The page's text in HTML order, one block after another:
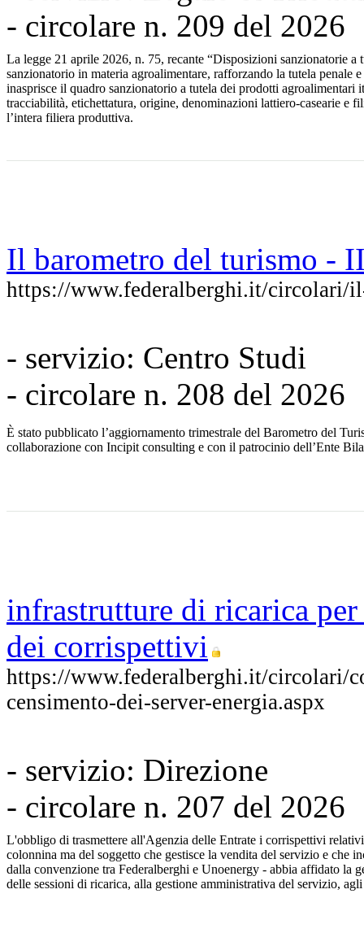
- circolare n. 209 del 2026
La legge 21 aprile 2026, n. 75, recante “Disposizioni sanzionatorie
sanzionatorio in materia agroalimentare, rafforzando la tutela
inasprisce il quadro sanzionatorio a tutela dei prodotti
tracciabilità, etichettatura, origine, denominazioni lattiero-casearie e
l’intera filiera produttiva.
Il barometro del turismo -
https://www.federalberghi.it/circolari/
- servizio: Centro Studi
- circolare n. 208 del 2026
È stato pubblicato l’aggiornamento trimestrale del Barometro del
collaborazione con Incipit consulting e con il patrocinio dell’Ente
infrastrutture di ricarica
dei corrispettivi
https://www.federalberghi.it/circolari/
censimento-dei-server-energia.aspx
- servizio: Direzione
- circolare n. 207 del 2026
L'obbligo di trasmettere all'Agenzia delle Entrate i corrispettivi
colonnina ma del soggetto che gestisce la vendita del servizio e che
dalla convenzione tra Federalberghi e Unoenergy - abbia affidato la
delle sessioni di ricarica, alla gestione amministrativa del servizio,